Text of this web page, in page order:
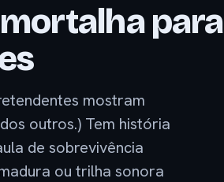
para
mostram
outros.) Tem história
de sobrevivência
ou trilha sonora